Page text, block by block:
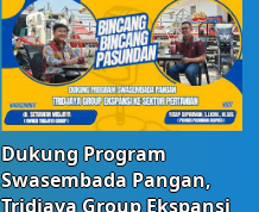
Dukung Program
Swasembada Pangan,
Tridjaya Group Ekspansi